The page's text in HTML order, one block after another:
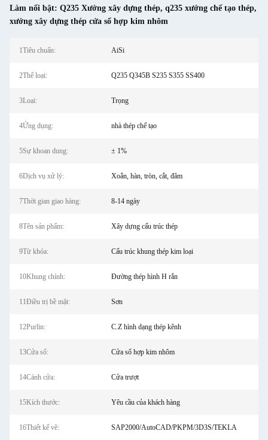
Làm nổi bật: Q235 Xưởng xây dựng thép, q235 xưởng chế tạo thép,
xưởng xây dựng thép cửa sổ hợp kim nhôm
1Tiêu chuẩn: AiSi
2Thể loại: Q235 Q345B S235 S355 SS400
3Loại: Trọng
4Ứng dụng: nhà thép chế tạo
5Sự khoan dung: ± 1%
6Dịch vụ xử lý: Xoắn, hàn, tròn, cắt, đâm
7Thời gian giao hàng: 8-14 ngày
8Tên sản phẩm: Xây dựng cấu trúc thép
9Từ khóa: Cấu trúc khung thép kim loại
10Khung chính: Đường thép hình H rắn
11Điều trị bề mặt: Sơn
12Purlin: C.Z hình dạng thép kênh
13Cửa sổ: Cửa sổ hợp kim nhôm
14Cánh cửa: Cửa trượt
15Kích thước: Yêu cầu của khách hàng
16Thiết kế vẽ: SAP2000/AutoCAD/PKPM/3D3S/TEKLA